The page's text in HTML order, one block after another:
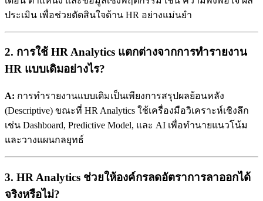
ประเมิน เพื่อช่วยตัดสินใจด้าน HR อย่างแม่นยำ
2. การใช้ HR Analytics แตกต่างจากการทำรายงาน
HR แบบเดิมอย่างไร?
A: การทำรายงานแบบเดิมเป็นเพียงการสรุปผลย้อนหลัง
(Descriptive) ขณะที่ HR Analytics ใช้เครื่องมือวิเคราะห์เชิงลึก
เช่น Dashboard, Predictive Model, และ AI เพื่อทำนายแนวโน้ม
และวางแผนกลยุทธ์
3. HR Analytics ช่วยให้องค์กรลดอัตราการลาออกได้
จริงหรือไม่?